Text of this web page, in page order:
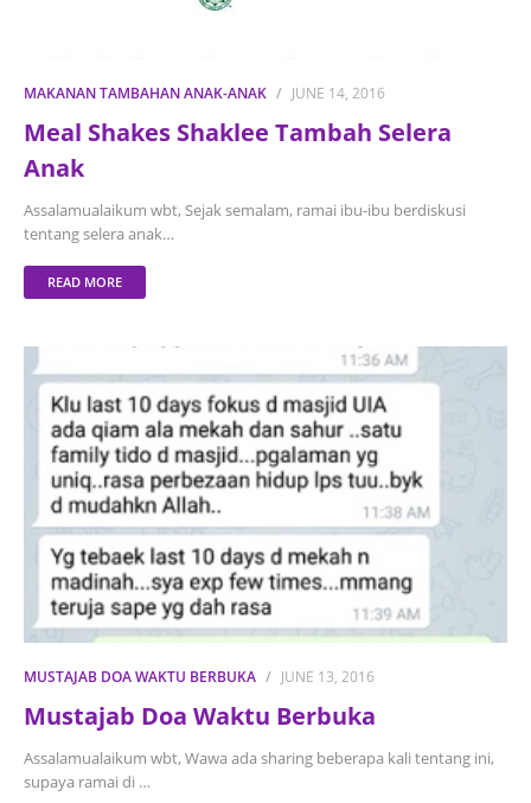
MAKANAN TAMBAHAN ANAK-ANAK JUNE 14, 2016
Meal Shakes Shaklee Tambah Selera
Anak
Assalamualaikum wbt, Sejak semalam, ramai ibu-ibu berdiskusi
tentang selera anak…
READ MORE
MUSTAJAB DOA WAKTU BERBUKA JUNE 13, 2016
Mustajab Doa Waktu Berbuka
Assalamualaikum wbt, Wawa ada sharing beberapa kali tentang ini,
supaya ramai di …